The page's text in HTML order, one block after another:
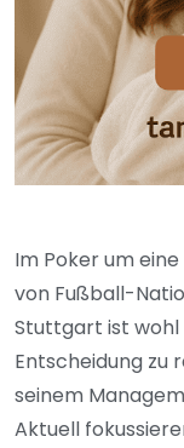
Im Poker um
von Fußball-
Stuttgart ist wohl
Entscheidung zu
seinem
Aktuell